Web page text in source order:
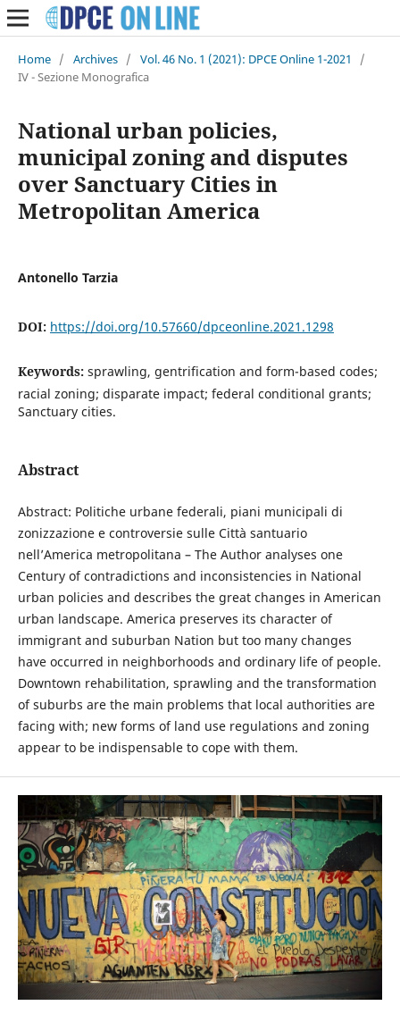
Home / Archives / Vol. 46 No. 1 (2021): DPCE Online 1-2021
/
IV - Sezione Monografica
National urban policies,
municipal zoning and disputes
over Sanctuary Cities in
Metropolitan America
Antonello Tarzia
DOI: https://doi.org/10.57660/dpceonline.2021.1298
Keywords: sprawling, gentrification and form-based codes;
racial zoning; disparate impact; federal conditional grants;
Sanctuary cities.
Abstract
Abstract: Politiche urbane federali, piani municipali di
zonizzazione e controversie sulle Città santuario
nell’America metropolitana – The Author analyses one
Century of contradictions and inconsistencies in National
urban policies and describes the great changes in American
urban landscape. America preserves its character of
immigrant and suburban Nation but too many changes
have occurred in neighborhoods and ordinary life of people.
Downtown rehabilitation, sprawling and the transformation
of suburbs are the main problems that local authorities are
facing with; new forms of land use regulations and zoning
appear to be indispensable to cope with them.